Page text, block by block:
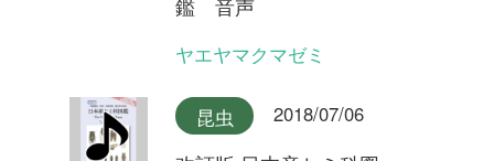
鑑 音声
クロイワゼミ
昆虫 2018/07/06